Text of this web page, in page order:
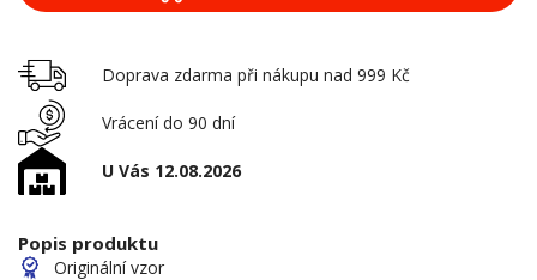
Doprava zdarma při nákupu nad 999 Kč
Vrácení do 90 dní
U Vás 12.08.2026
Popis produktu
Originální vzor